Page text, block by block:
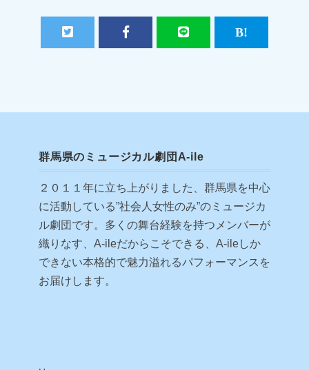
群馬県のミュージカル劇団A-ile
２０１１年に立ち上がりました、群馬県を中心
に活動している”社会人女性のみ”のミュージカ
ル劇団です。多くの舞台経験を持つメンバーが
織りなす、A-ileだからこそできる、A-ileしか
できない本格的で魅力溢れるパフォーマンスを
お届けします。